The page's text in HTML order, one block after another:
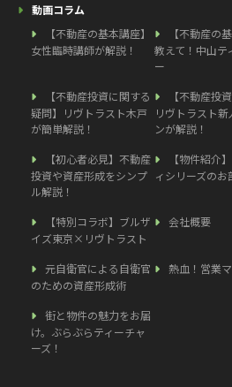
動画コラム
【不動産の基本講座】
女性臨時講師が解説！
【不動産の
教えて！中山テ
ー
【不動産投資に関する
疑問】リヴトラスト木戸
が簡単解説！
【不動産投
リヴトラスト
ンが解説！
【初心者必見】不動産
投資や資産形成をシンプ
ル解説！
【物件紹介
ィシリーズのお
【特別コラボ】ブルザ
イズ東京×リヴトラスト
会社概要
元自衛官による自衛官
のための資産形成術
熱血！営業
街と物件の魅力をお届
け。ぶらぶらティーチャ
ーズ！